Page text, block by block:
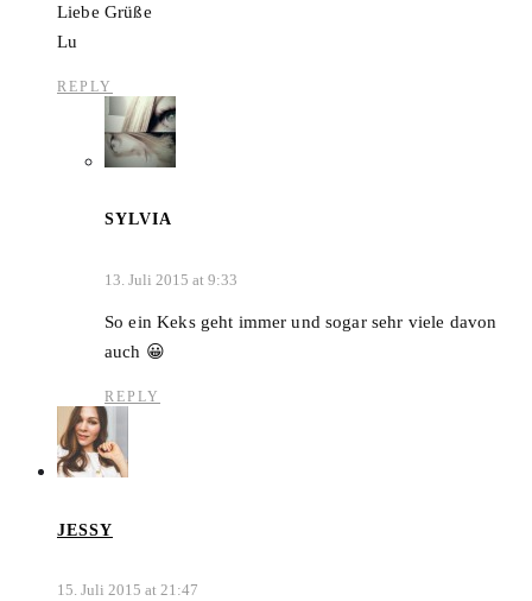
Liebe Grüße
Lu
REPLY
SYLVIA
13. Juli 2015 at 9:33
So ein Keks geht immer und sogar sehr viele davon
auch 😀
REPLY
JESSY
15. Juli 2015 at 21:47